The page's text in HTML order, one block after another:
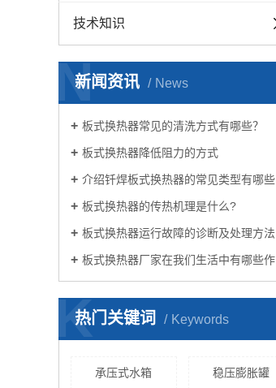
技术知识
新闻资讯 News
N
板式换热器常见的清洗方式有哪些？
板式换热器降低阻力的方式
介绍钎焊板式换热器的常见类型有哪些
板式换热器的传热机理是什么?
板式换热器运行故障的诊断及处理方法
板式换热器厂家在我们生活中有哪些作用？
热门关键词 Keywords
K
承压式水箱 稳压膨胀罐